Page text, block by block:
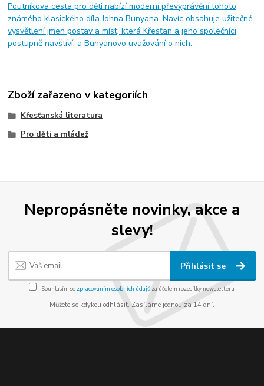
Poutníkova cesta pro děti nabízí moderní převyprávění tohoto
známého klasického díla Johna Bunyana. Navíc obsahuje užitečné
vysvětlení jmen postav a míst, která Křesťan a jeho společníci
postupně navštíví, a Bunyanovo uvažování o nich.
Zboží zařazeno v kategoriích
Křesťanská literatura
Pro děti a mládež
Nepropásněte novinky, akce a
slevy!
Přihlásit se
Souhlasím se zpracováním osobních údajůza účelem rozesílky newsletteru.
Můžete se kdykoli odhlásit. Zasíláme jednou za 14 dní.